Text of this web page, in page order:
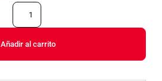
Añadir al carrito